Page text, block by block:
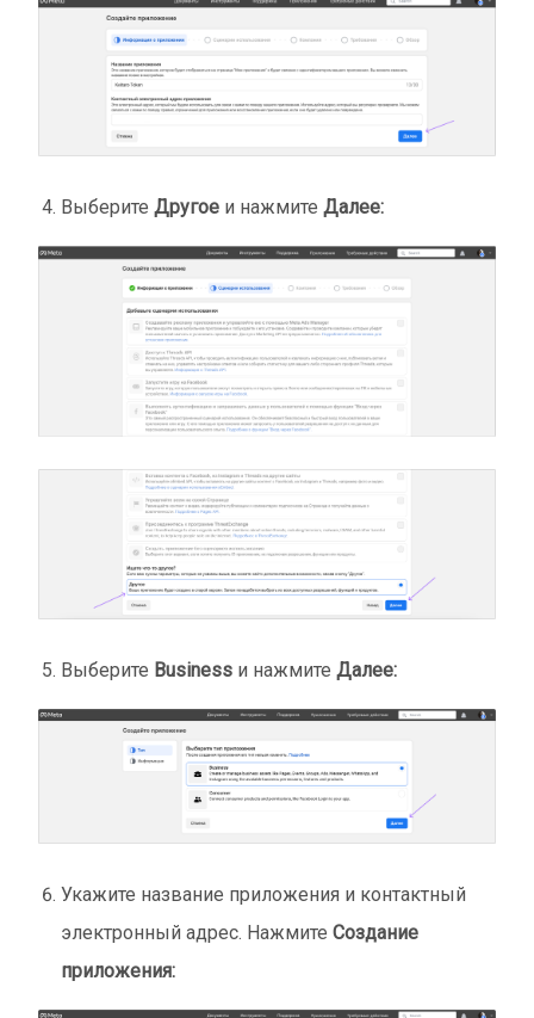
ВыберитеДругое и нажмитеДалее:
Выберите Business и нажмитеДалее:
Укажите название приложения и контактный
электронный адрес. НажмитеСоздание
приложения: